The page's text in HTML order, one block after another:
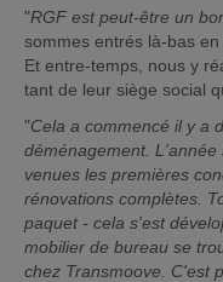
"RGF est peut-être un
sommes entrés là-bas
Et entre-temps, nous y
tant de leur siège social
"Cela a commencé il y a
déménagement. L'année
venues les premières
rénovations complètes.
paquet - cela s'est
mobilier de bureau se
chez Transmoove. C'est